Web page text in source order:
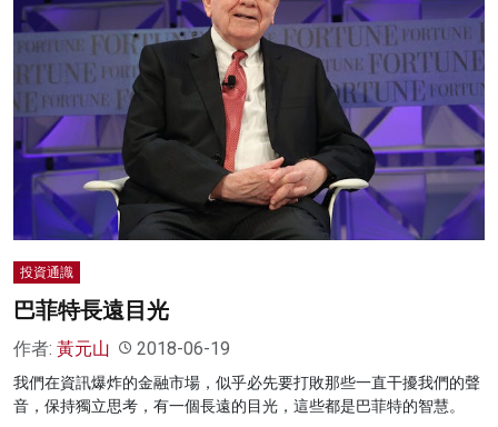
投資通識
巴菲特長遠目光
作者: 黃元山 2018-06-19
我們在資訊爆炸的金融市場，似乎必先要打敗那些一直干擾我們的聲
音，保持獨立思考，有一個長遠的目光，這些都是巴菲特的智慧。